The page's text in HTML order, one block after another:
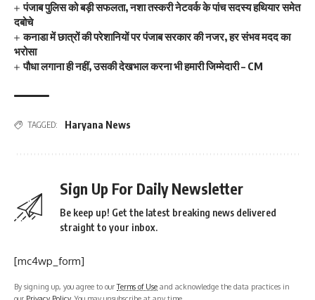
पंजाब पुलिस को बड़ी सफलता, नशा तस्करी नेटवर्क के पांच सदस्य हथियार समेत
दबोचे
कनाडा में छात्रों की परेशानियों पर पंजाब सरकार की नजर, हर संभव मदद का
भरोसा
पौधा लगाना ही नहीं, उसकी देखभाल करना भी हमारी जिम्मेदारी – CM
TAGGED: Haryana News
Sign Up For Daily Newsletter
Be keep up! Get the latest breaking news delivered
straight to your inbox.
[mc4wp_form]
By signing up, you agree to ourTerms of Use and acknowledge the data practices in